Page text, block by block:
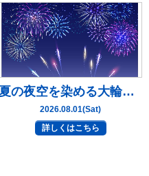
夏の夜空を染める大輪の華！8月開催の日本全国・主要花火大会完全ガイド【2026年８月１日更新】｜静岡県沼津市・三島市・富士市・静岡市の外壁塗装・屋根塗装専門店 塗替え情報館
2026.08.01(Sat)
詳しくはこちら